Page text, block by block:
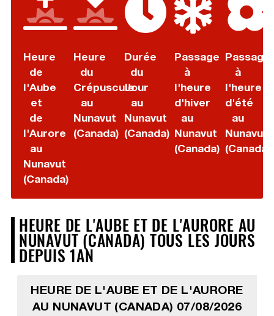
Heure
de
l'Aube
et
de
l'Aurore
au
Nunavut
(Canada)
Heure
du
Crépuscule
au
Nunavut
(Canada)
Durée
du
Jour
au
Nunavut
(Canada)
Passage
à
l'heure
d'hiver
au
Nunavut
(Canada)
Passage
à
l'heure
d'été
au
Nunavut
(Canada)
HEURE DE L'AUBE ET DE L'AURORE AU
NUNAVUT (CANADA) TOUS LES JOURS
DEPUIS 1AN
HEURE DE L'AUBE ET DE L'AURORE
AU NUNAVUT (CANADA) 07/08/2026